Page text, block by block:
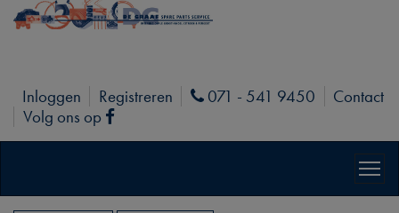
Inloggen Registreren Phone
071 - 541 9450
Contact
Volg ons op
Facebook